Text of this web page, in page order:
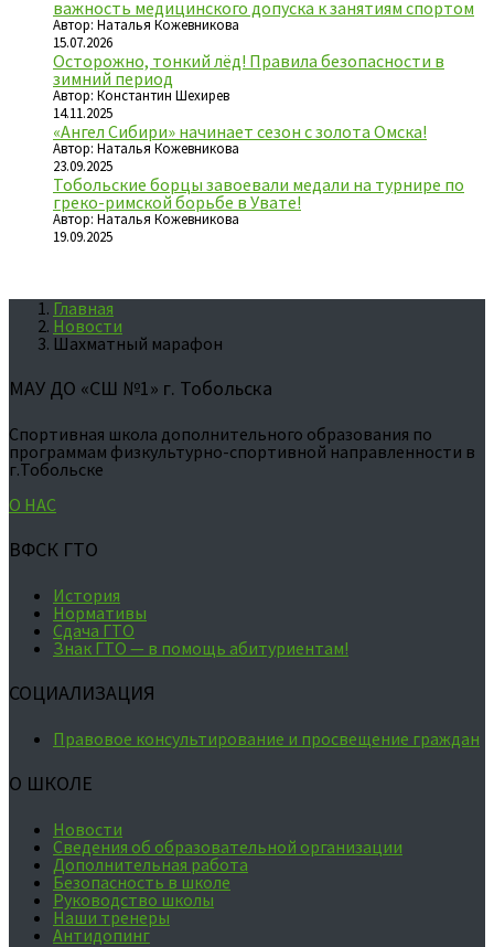
важность медицинского допуска к занятиям спортом
Автор: Наталья Кожевникова
15.07.2026
Осторожно, тонкий лёд! Правила безопасности в
зимний период
Автор: Константин Шехирев
14.11.2025
«Ангел Сибири» начинает сезон с золота Омска!
Автор: Наталья Кожевникова
23.09.2025
Тобольские борцы завоевали медали на турнире по
греко-римской борьбе в Увате!
Автор: Наталья Кожевникова
19.09.2025
Главная
Новости
Шахматный марафон
МАУ ДО «СШ №1» г. Тобольска
Спортивная школа дополнительного образования по
программам физкультурно-спортивной направленности в
г.Тобольске
О НАС
ВФСК ГТО
История
Нормативы
Сдача ГТО
Знак ГТО — в помощь абитуриентам!
СОЦИАЛИЗАЦИЯ
Правовое консультирование и просвещение граждан
О ШКОЛЕ
Новости
Сведения об образовательной организации
Дополнительная работа
Безопасность в школе
Руководство школы
Наши тренеры
Антидопинг